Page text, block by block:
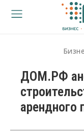
ДОМ.РФ
арендного